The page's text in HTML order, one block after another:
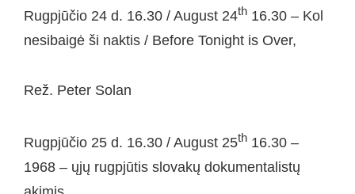
Rugpjūčio 24 d. 16.30 / August 24th 16.30 – Kol
nesibaigė ši naktis / Before Tonight is Over,
Rež. Peter Solan
Rugpjūčio 25 d. 16.30 / August 25th 16.30 –
1968 – ųjų rugpjūtis slovakų dokumentalistų